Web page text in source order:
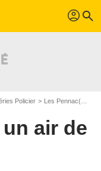
profil search
Policier Les Pennac(s) : un air de famille
air de